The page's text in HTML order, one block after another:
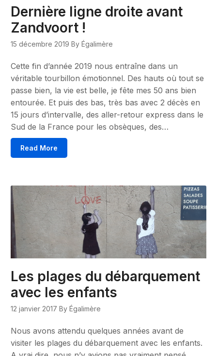
Dernière ligne droite avant
Zandvoort !
15 décembre 2019 By Égalimère
Cette fin d’année 2019 nous entraîne dans un
véritable tourbillon émotionnel. Des hauts où tout se
passe bien, la vie est belle, je fête mes 50 ans bien
entourée. Et puis des bas, très bas avec 2 décès en
15 jours d’intervalle, des aller-retour express dans le
Sud de la France pour les obsèques, des…
Read More
Les plages du débarquement
avec les enfants
12 janvier 2017 By Égalimère
Nous avons attendu quelques années avant de
visiter les plages du débarquement avec les enfants.